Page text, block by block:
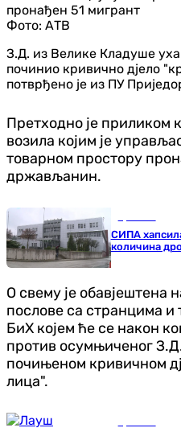
Фото: АТВ
З.Д. из Велике Кладуше
починио кривично дјело
потврђено је из ПУ
Претходно је приликом
возила којим је
товарном простору
држављанин.
СИПА
количина
О свему је обавјештена
послове са странцима
БиХ којем ће се након
против осумњиченог
почињеном кривичном
лица".